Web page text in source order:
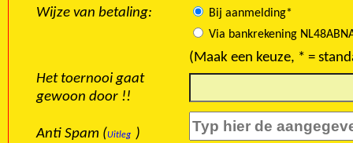
Wijze van betaling:
Bij aanmelding*
Via bankrekening
(Maak een keuze, * =
Het toernooi gaat
gewoon door !!
Anti Spam (Uitleg )